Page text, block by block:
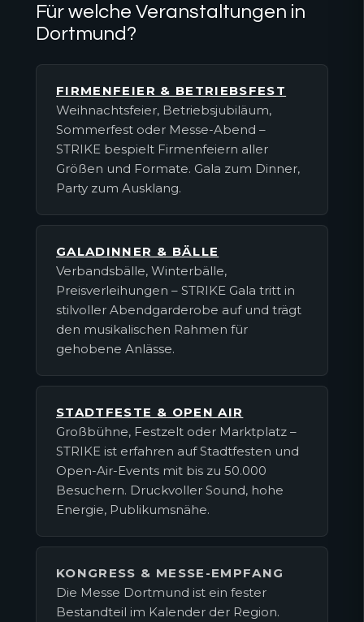
Für welche Veranstaltungen in
Dortmund?
FIRMENFEIER & BETRIEBSFEST
Weihnachtsfeier, Betriebsjubiläum,
Sommerfest oder Messe-Abend –
STRIKE bespielt Firmenfeiern aller
Größen und Formate. Gala zum Dinner,
Party zum Ausklang.
GALADINNER & BÄLLE
Verbandsbälle, Winterbälle,
Preisverleihungen – STRIKE Gala tritt in
stilvoller Abendgarderobe auf und trägt
den musikalischen Rahmen für
gehobene Anlässe.
STADTFESTE & OPEN AIR
Großbühne, Festzelt oder Marktplatz –
STRIKE ist erfahren auf Stadtfesten und
Open-Air-Events mit bis zu 50.000
Besuchern. Druckvoller Sound, hohe
Energie, Publikumsnähe.
KONGRESS & MESSE-EMPFANG
Die Messe Dortmund ist ein fester
Bestandteil im Kalender der Region.